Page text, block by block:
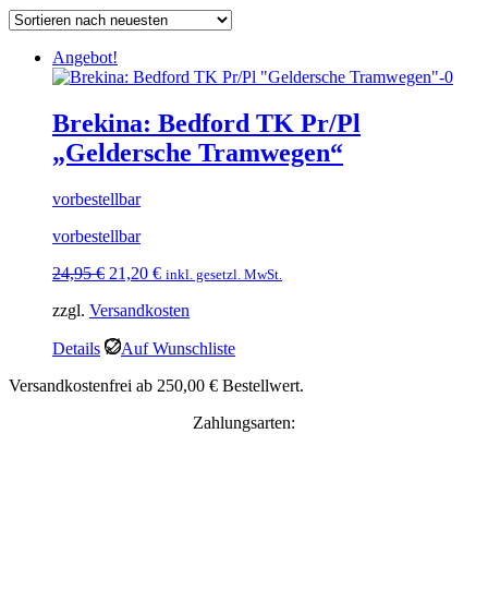
Angebot!
Brekina: Bedford TK Pr/Pl
„Geldersche Tramwegen“
vorbestellbar
vorbestellbar
24,95€ Ursprünglicher
war:
21,20 €Aktueller
ist:
inkl. gesetzl. MwSt.
zzgl. Versandkosten
Details
Auf Wunschliste
Versandkostenfrei ab 250,00 € Bestellwert.
Zahlungsarten: